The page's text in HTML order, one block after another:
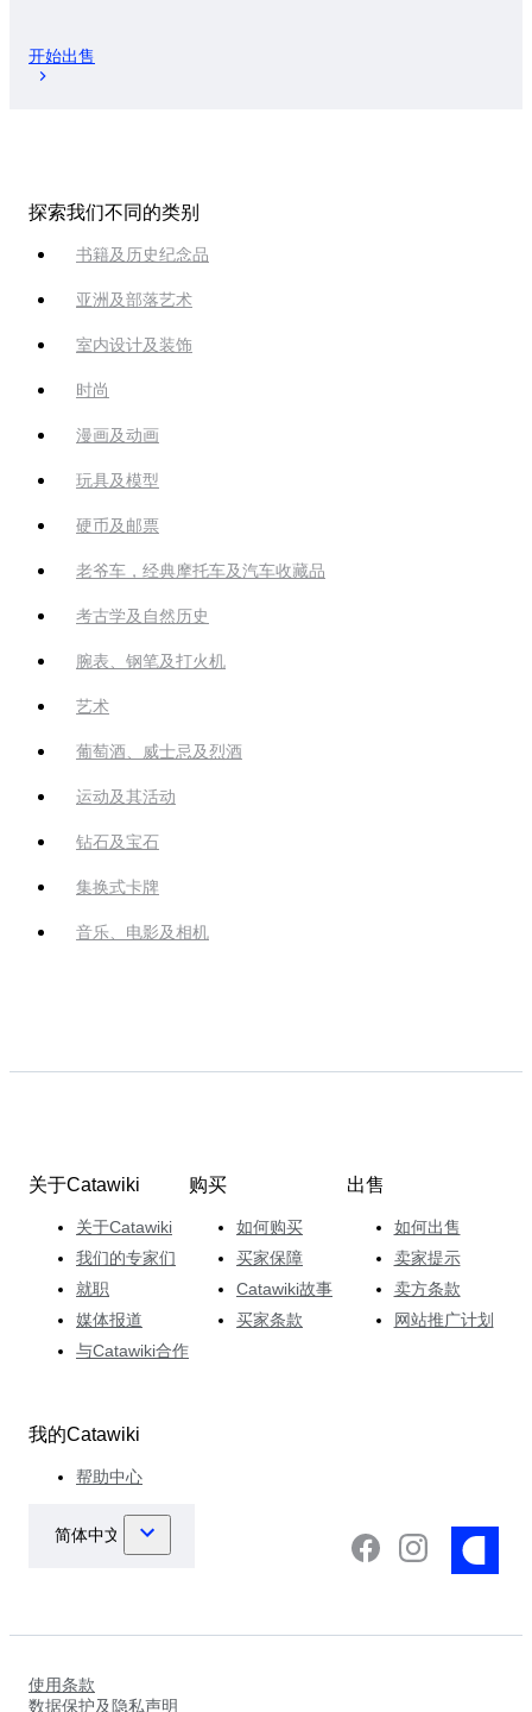
开始出售
探索我们不同的类别
书籍及历史纪念品
亚洲及部落艺术
室内设计及装饰
时尚
漫画及动画
玩具及模型
硬币及邮票
老爷车，经典摩托车及汽车收藏品
考古学及自然历史
腕表、钢笔及打火机
艺术
葡萄酒、威士忌及烈酒
运动及其活动
钻石及宝石
集换式卡牌
音乐、电影及相机
关于Catawiki
关于Catawiki
我们的专家们
就职
媒体报道
与Catawiki合作
购买
如何购买
买家保障
Catawiki故事
买家条款
出售
如何出售
卖家提示
卖方条款
网站推广计划
我的Catawiki
帮助中心
使用条款
数据保护及隐私声明